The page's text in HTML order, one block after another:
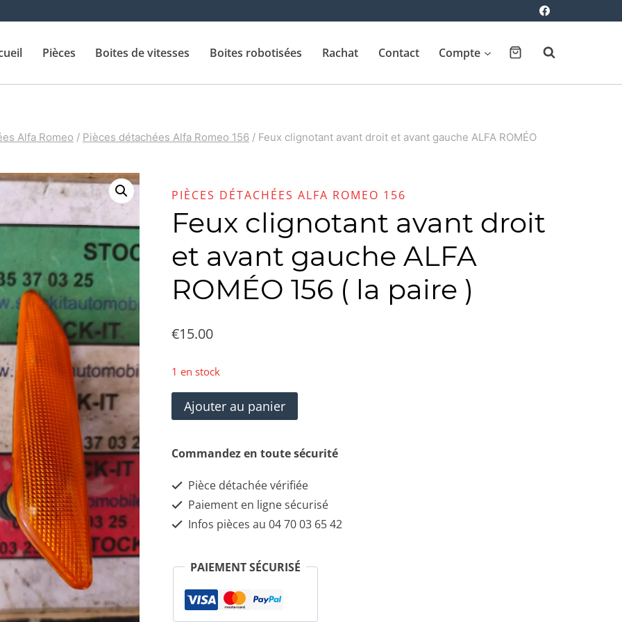
Pièces Boites de vitesses Boites robotisées Rachat Contact Compte
Alfa Romeo / Pièces détachées Alfa Romeo 156 / Feux clignotant avant droit et avant gauche ALFA ROMÉO
PIÈCES DÉTACHÉES ALFA ROMEO 156
Feux clignotant avant droit
et avant gauche ALFA
ROMÉO 156 ( la paire )
€15.00
1 en stock
quantité
de
Feux
avant
droit
ALFA
Ajouter au panier
Commandez en toute sécurité
Pièce détachée vérifiée
Paiement en ligne sécurisé
Infos pièces au 04 70 03 65 42
PAIEMENT SÉCURISÉ